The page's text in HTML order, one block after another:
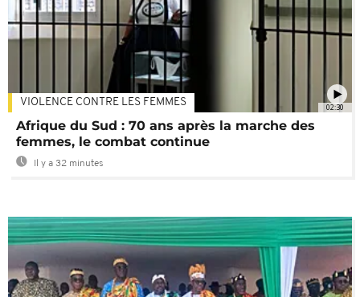
02:30
VIOLENCE CONTRE LES FEMMES
Afrique du Sud : 70 ans après la marche des
femmes, le combat continue
Il y a 32 minutes